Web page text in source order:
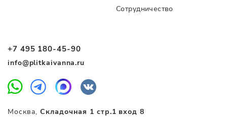
+7 495 180-45-90
info@plitkaivanna.ru
Москва,Складочная 1 стр.1 вход 8
Сотрудничество